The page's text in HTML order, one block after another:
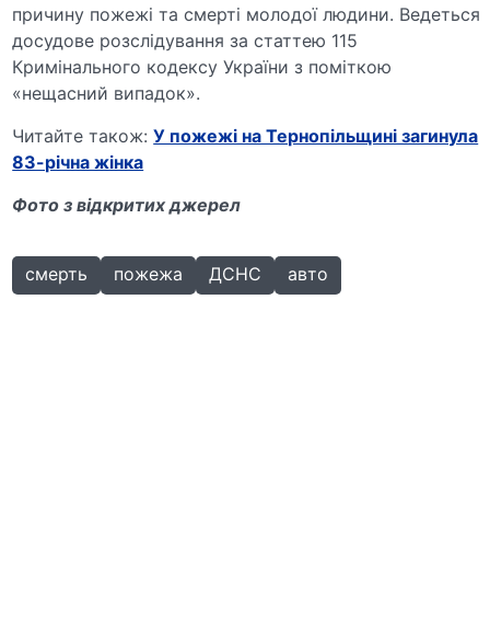
причину пожежі та смерті молодої людини. Ведеться
досудове розслідування за статтею 115
Кримінального кодексу України з поміткою
«нещасний випадок».
Читайте також:У пожежі на Тернопільщині загинула
83-річна жінка
Фото з відкритих джерел
смерть пожежа ДСНС авто